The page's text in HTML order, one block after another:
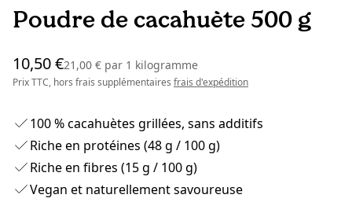
Poudre de cacahuète 500 g
10,50 €21,00 € par 1 kilogramme
Prix TTC, hors frais supplémentaires frais d'expédition
100 % cacahuètes grillées, sans additifs
Riche en protéines (48 g / 100 g)
Riche en fibres (15 g / 100 g)
Vegan et naturellement savoureuse